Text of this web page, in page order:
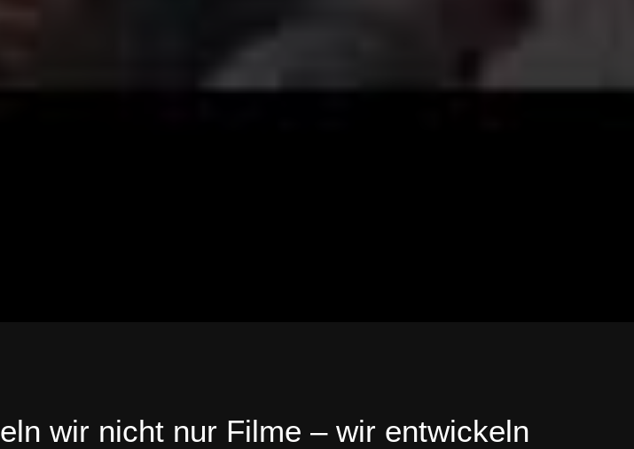
wir nicht nur Filme – wir entwickeln